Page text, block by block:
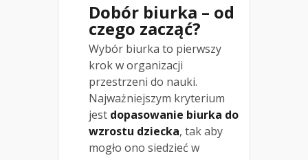
Dobór biurka – od
czego zacząć?
Wybór biurka to pierwszy
krok w organizacji
przestrzeni do nauki.
Najważniejszym kryterium
jest dopasowanie biurka do
wzrostu dziecka, tak aby
mogło ono siedzieć w